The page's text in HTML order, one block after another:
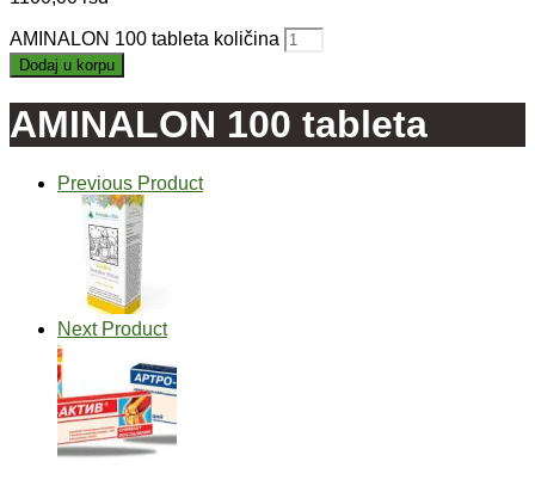
AMINALON 100 tableta količina
Dodaj u korpu
AMINALON 100 tableta
Previous Product
Next Product